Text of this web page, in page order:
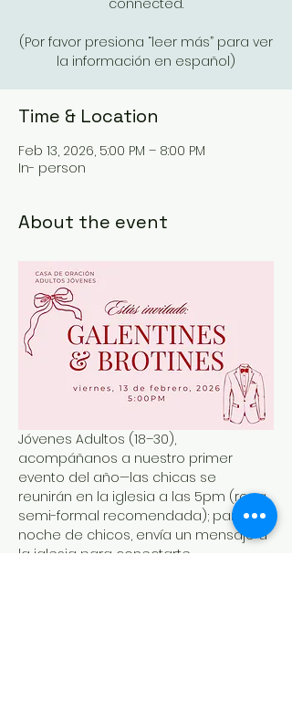
connected.
(Por favor presiona “leer más” para ver
la información en español)
Time & Location
Feb 13, 2026, 5:00 PM – 8:00 PM
In- person
About the event
Jóvenes Adultos (18–30),
acompáñanos a nuestro primer
evento del año—las chicas se
reunirán en la iglesia a las 5pm (ropa
semi-formal recomendada); para la
noche de chicos, envía un mensaje a
la iglesia para conectarte.